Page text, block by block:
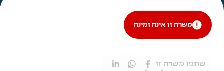
משרה זו אינה זמינה
שתפו משרה זו